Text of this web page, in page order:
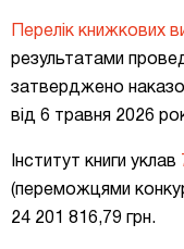
Перелік книжкових
результатами
затверджено
від 6 травня 2026
Інститут книги уклав
(переможцями
24 201 816,79 грн.